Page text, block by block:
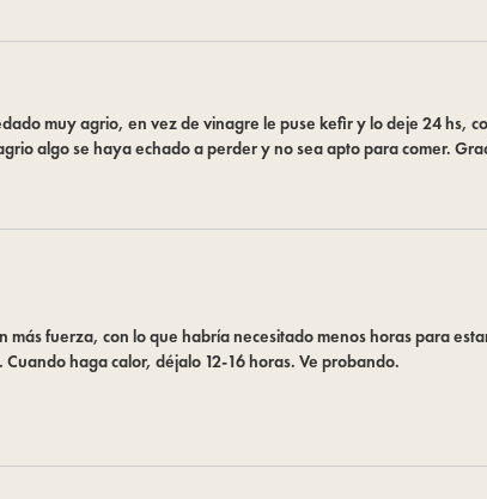
muy agrio, en vez de vinagre le puse kefir y lo deje 24 hs,
algo se haya echado a perder y no sea apto para comer.
más fuerza, con lo que habría necesitado menos horas para
haga calor, déjalo 12-16 horas. Ve probando.